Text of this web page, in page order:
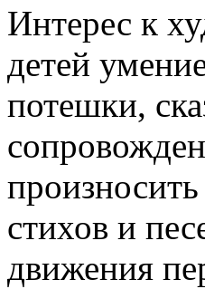
Интерес к
детей
потешки,
стихов и
движения